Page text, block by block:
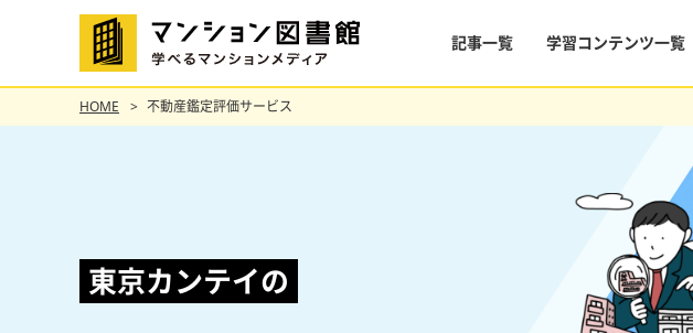
記事一覧 学習コンテンツ一覧
HOME 不動産鑑定評価サービス
東京カンテイの